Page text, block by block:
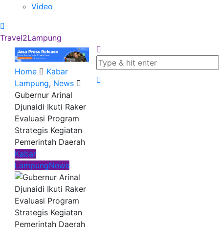
Video
Travel2Lampung
Home
Kabar
Lampung, News
Gubernur Arinal
Djunaidi Ikuti Raker
Evaluasi Program
Strategis Kegiatan
Pemerintah Daerah
Kabar
LampungNews